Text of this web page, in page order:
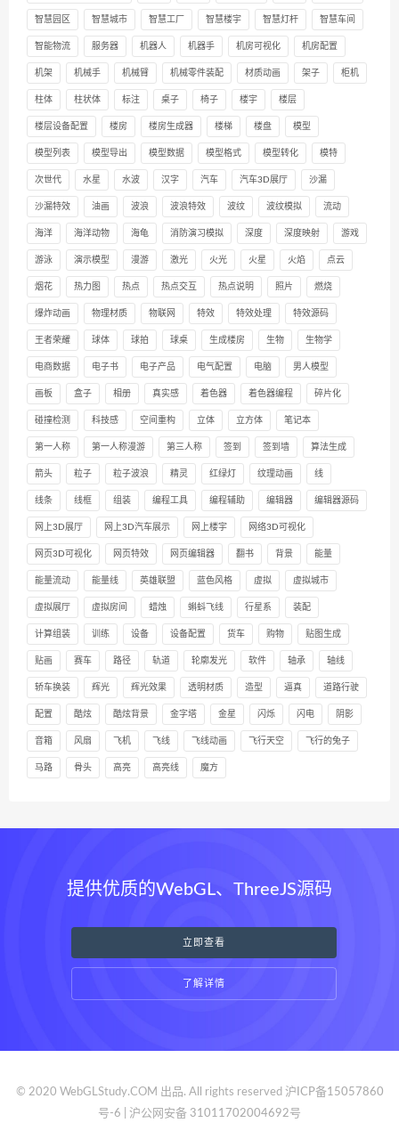
智慧园区 智慧城市 智慧工厂 智慧楼宇 智慧灯杆 智慧车间
智能物流 服务器 机器人 机器手 机房可视化 机房配置
机架 机械手 机械臂 机械零件装配 材质动画 架子 柜机
柱体 柱状体 标注 桌子 椅子 楼宇 楼层
楼层设备配置 楼房 楼房生成器 楼梯 楼盘 模型
模型列表 模型导出 模型数据 模型格式 模型转化 模特
次世代 水星 水波 汉字 汽车 汽车3D展厅 沙漏
沙漏特效 油画 波浪 波浪特效 波纹 波纹模拟 流动
海洋 海洋动物 海龟 消防演习模拟 深度 深度映射 游戏
游泳 演示模型 漫游 激光 火光 火星 火焰 点云
烟花 热力图 热点 热点交互 热点说明 照片 燃烧
爆炸动画 物理材质 物联网 特效 特效处理 特效源码
王者荣耀 球体 球拍 球桌 生成楼房 生物 生物学
电商数据 电子书 电子产品 电气配置 电脑 男人模型
画板 盒子 相册 真实感 着色器 着色器编程 碎片化
碰撞检测 科技感 空间重构 立体 立方体 笔记本
第一人称 第一人称漫游 第三人称 签到 签到墙 算法生成
箭头 粒子 粒子波浪 精灵 红绿灯 纹理动画 线
线条 线框 组装 编程工具 编程辅助 编辑器 编辑器源码
网上3D展厅 网上3D汽车展示 网上楼宇 网络3D可视化
网页3D可视化 网页特效 网页编辑器 翻书 背景 能量
能量流动 能量线 英雄联盟 蓝色风格 虚拟 虚拟城市
虚拟展厅 虚拟房间 蜡烛 蝌蚪飞线 行星系 装配
计算组装 训练 设备 设备配置 货车 购物 贴图生成
贴画 赛车 路径 轨道 轮廓发光 软件 轴承 轴线
轿车换装 辉光 辉光效果 透明材质 造型 逼真 道路行驶
配置 酷炫 酷炫背景 金字塔 金星 闪烁 闪电 阴影
音箱 风扇 飞机 飞线 飞线动画 飞行天空 飞行的兔子
马路 骨头 高亮 高亮线 魔方
提供优质的WebGL、ThreeJS源码
立即查看
了解详情
© 2020 WebGLStudy.COM 出品. All rights reserved 沪ICP备15057860
号-6 | 沪公网安备 31011702004692号